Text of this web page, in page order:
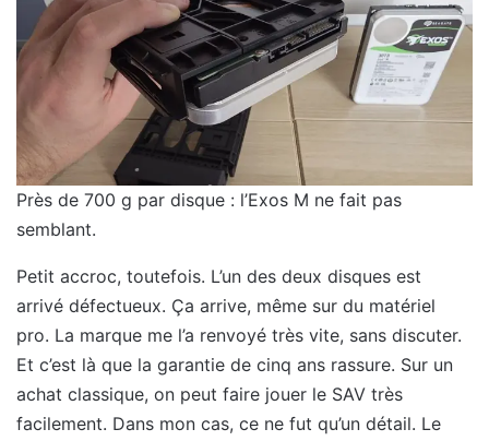
Près de 700 g par disque : l’Exos M ne fait pas
semblant.
Petit accroc, toutefois. L’un des deux disques est
arrivé défectueux. Ça arrive, même sur du matériel
pro. La marque me l’a renvoyé très vite, sans discuter.
Et c’est là que la garantie de cinq ans rassure. Sur un
achat classique, on peut faire jouer le SAV très
facilement. Dans mon cas, ce ne fut qu’un détail. Le